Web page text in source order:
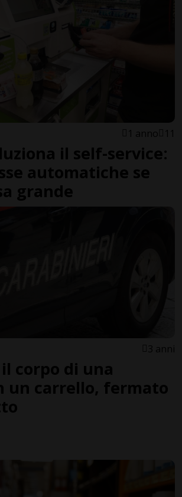
1 anno 11
il self-service:
automatiche se
grande
3 anni
corpo di una
un carrello, fermato